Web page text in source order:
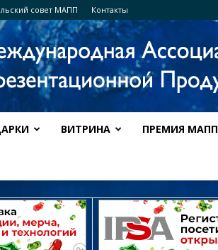
совет МАПП Контакты
ВИТРИНА ПРЕМИЯ МАПП